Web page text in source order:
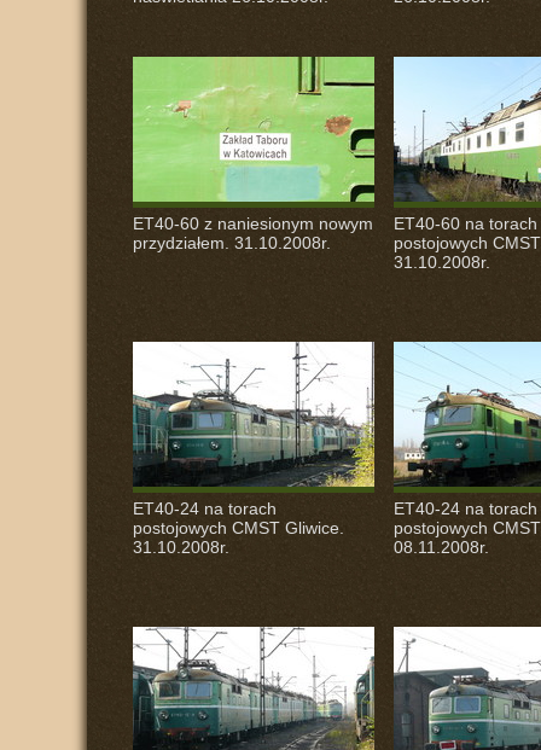
ET40-60 z naniesionym nowym
przydziałem. 31.10.2008r.
ET40-60 na torach
postojowych CMST
31.10.2008r.
ET40-24 na torach
postojowych CMSTGliwice.
31.10.2008r.
ET40-24 na torach
postojowych CMST
08.11.2008r.